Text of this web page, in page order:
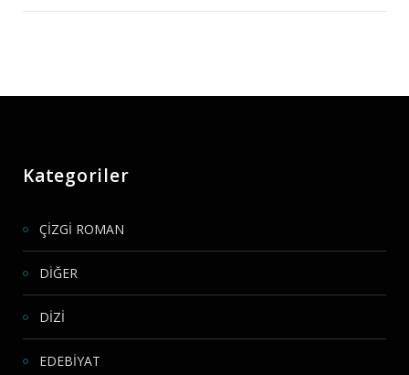
Kategoriler
ÇİZGİ ROMAN
DİĞER
DİZİ
EDEBİYAT